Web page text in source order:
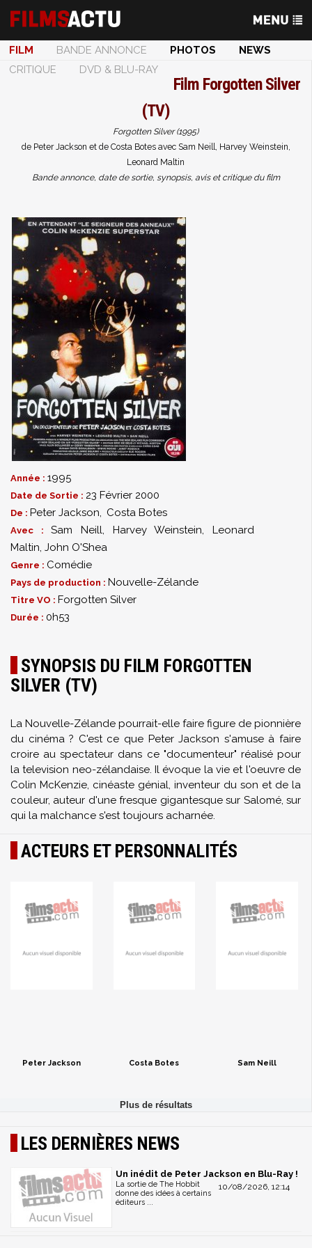
FILM BANDE ANNONCE PHOTOS
NEWS
CRITIQUE
DVD & BLU-RAY
Film Forgotten Silver
(TV)
Forgotten Silver (1995)
de Peter Jackson et de Costa Botes avec Sam Neill, Harvey Weinstein,
Leonard Maltin
Bande annonce, date de sortie, synopsis, avis et critique du film
Année : 1995
Date de Sortie : 23 Février 2000
De : Peter Jackson, Costa Botes
Avec :Sam Neill, Harvey Weinstein,Leonard
Maltin, John O'Shea
Genre : Comédie
Pays de production : Nouvelle-Zélande
Titre VO : Forgotten Silver
Durée : 0h53
SYNOPSIS DU FILM FORGOTTEN
SILVER (TV)
La Nouvelle-Zélande pourrait-elle faire figure de pionnière
du cinéma ? C'est ce que Peter Jackson s'amuse à faire
croire au spectateur dans ce "documenteur" réalisé pour
la television neo-zélandaise. Il évoque la vie et l'oeuvre de
Colin McKenzie, cinéaste génial, inventeur du son et de la
couleur, auteur d'une fresque gigantesque sur Salomé, sur
qui la malchance s'est toujours acharnée.
ACTEURS ET PERSONNALITÉS
Peter Jackson Costa Botes Sam Neill
LES DERNIÈRES NEWS
Un inédit de Peter Jackson en Blu-Ray !
10/08/2026, 12:14
La sortie de The Hobbit
donne des idées à certains
éditeurs ...